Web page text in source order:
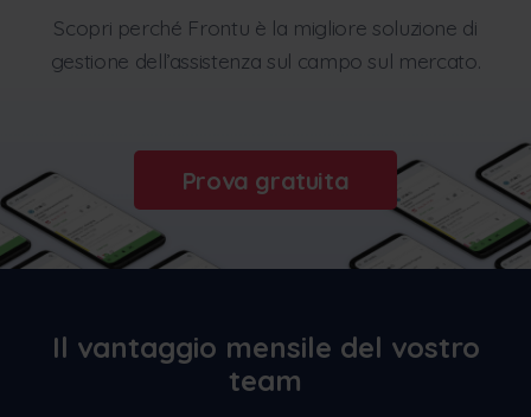
Scopri perché Frontu è la migliore soluzione di
gestione dell’assistenza sul campo sul mercato.
Prova gratuita
Il vantaggio mensile del vostro
team